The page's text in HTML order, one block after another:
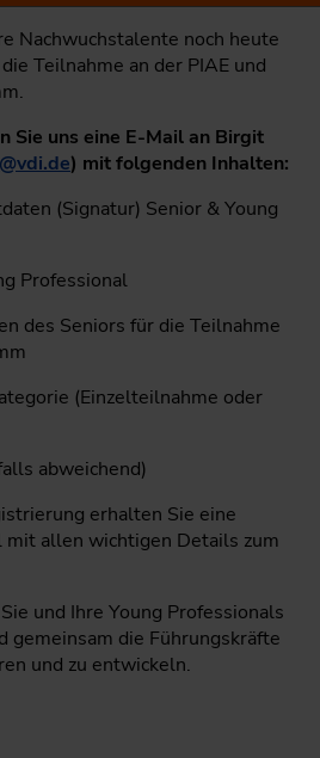
Nachwuchstalente noch heute
Teilnahme an der PIAE und
Sie uns eine E-Mail an Birgit
@vdi.de) mit folgenden Inhalten:
(Signatur) Senior & Young
Professional
des Seniors für die Teilnahme
(Einzelteilnahme oder
abweichend)
erhalten Sie eine
allen wichtigen Details zum
und Ihre Young Professionals
gemeinsam die Führungskräfte
und zu entwickeln.